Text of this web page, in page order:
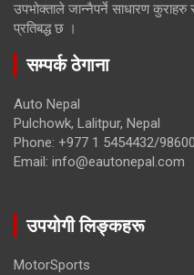
उपभोक्ताले जान्नैपर्ने साधारण
प्रतिबद्ध छ ।
सम्पर्क ठेगाना
Auto Nepal
Pulchowk, Lalitpur, Nepal
Phone: +977 1 5454432/
Email: info@eautonepal.com
उपयोगी लिङ्कहरू
MotorSports